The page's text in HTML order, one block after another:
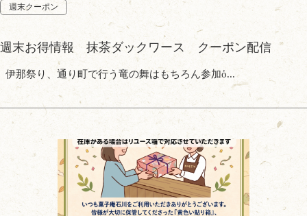
週末クーポン
週末お得情報 抹茶ダックワース クーポン配信
伊那祭り、通り町で行う竜の舞はもちろん参加ὀ...